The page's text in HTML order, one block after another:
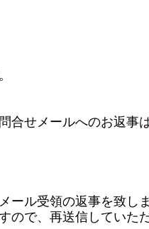
合せメールへのお返事
ル受領の返事を致しま
で、再送信していた